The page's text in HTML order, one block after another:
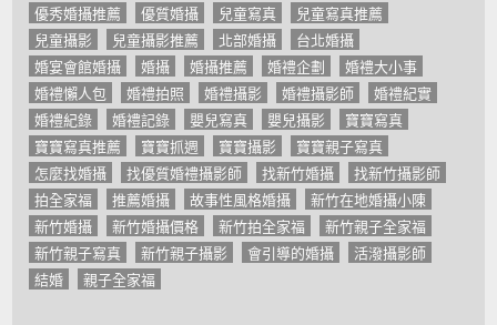
優秀婚攝推薦 優質婚攝 兒童寫真
兒童寫真推薦
兒童攝影
兒童攝影推薦 北部婚攝
台北婚攝
婚宴會館婚攝
婚攝 婚攝推薦 婚禮企劃
婚禮大小事
婚禮懶人包
婚禮拍照 婚禮攝影 婚禮攝影師
婚禮紀實
婚禮紀錄
婚禮記錄 嬰兒寫真 嬰兒攝影
寶寶寫真
寶寶寫真推薦
寶寶抓週 寶寶攝影
寶寶親子寫真
怎麼找婚攝
找優質婚禮攝影師 找新竹婚攝
找新竹攝影師
拍全家福
推薦婚攝 故事性風格婚攝
新竹在地婚攝小陳
新竹婚攝
新竹婚攝價格 新竹拍全家福
新竹親子全家福
新竹親子寫真
新竹親子攝影 會引導的婚攝
活潑攝影師
結婚
親子全家福